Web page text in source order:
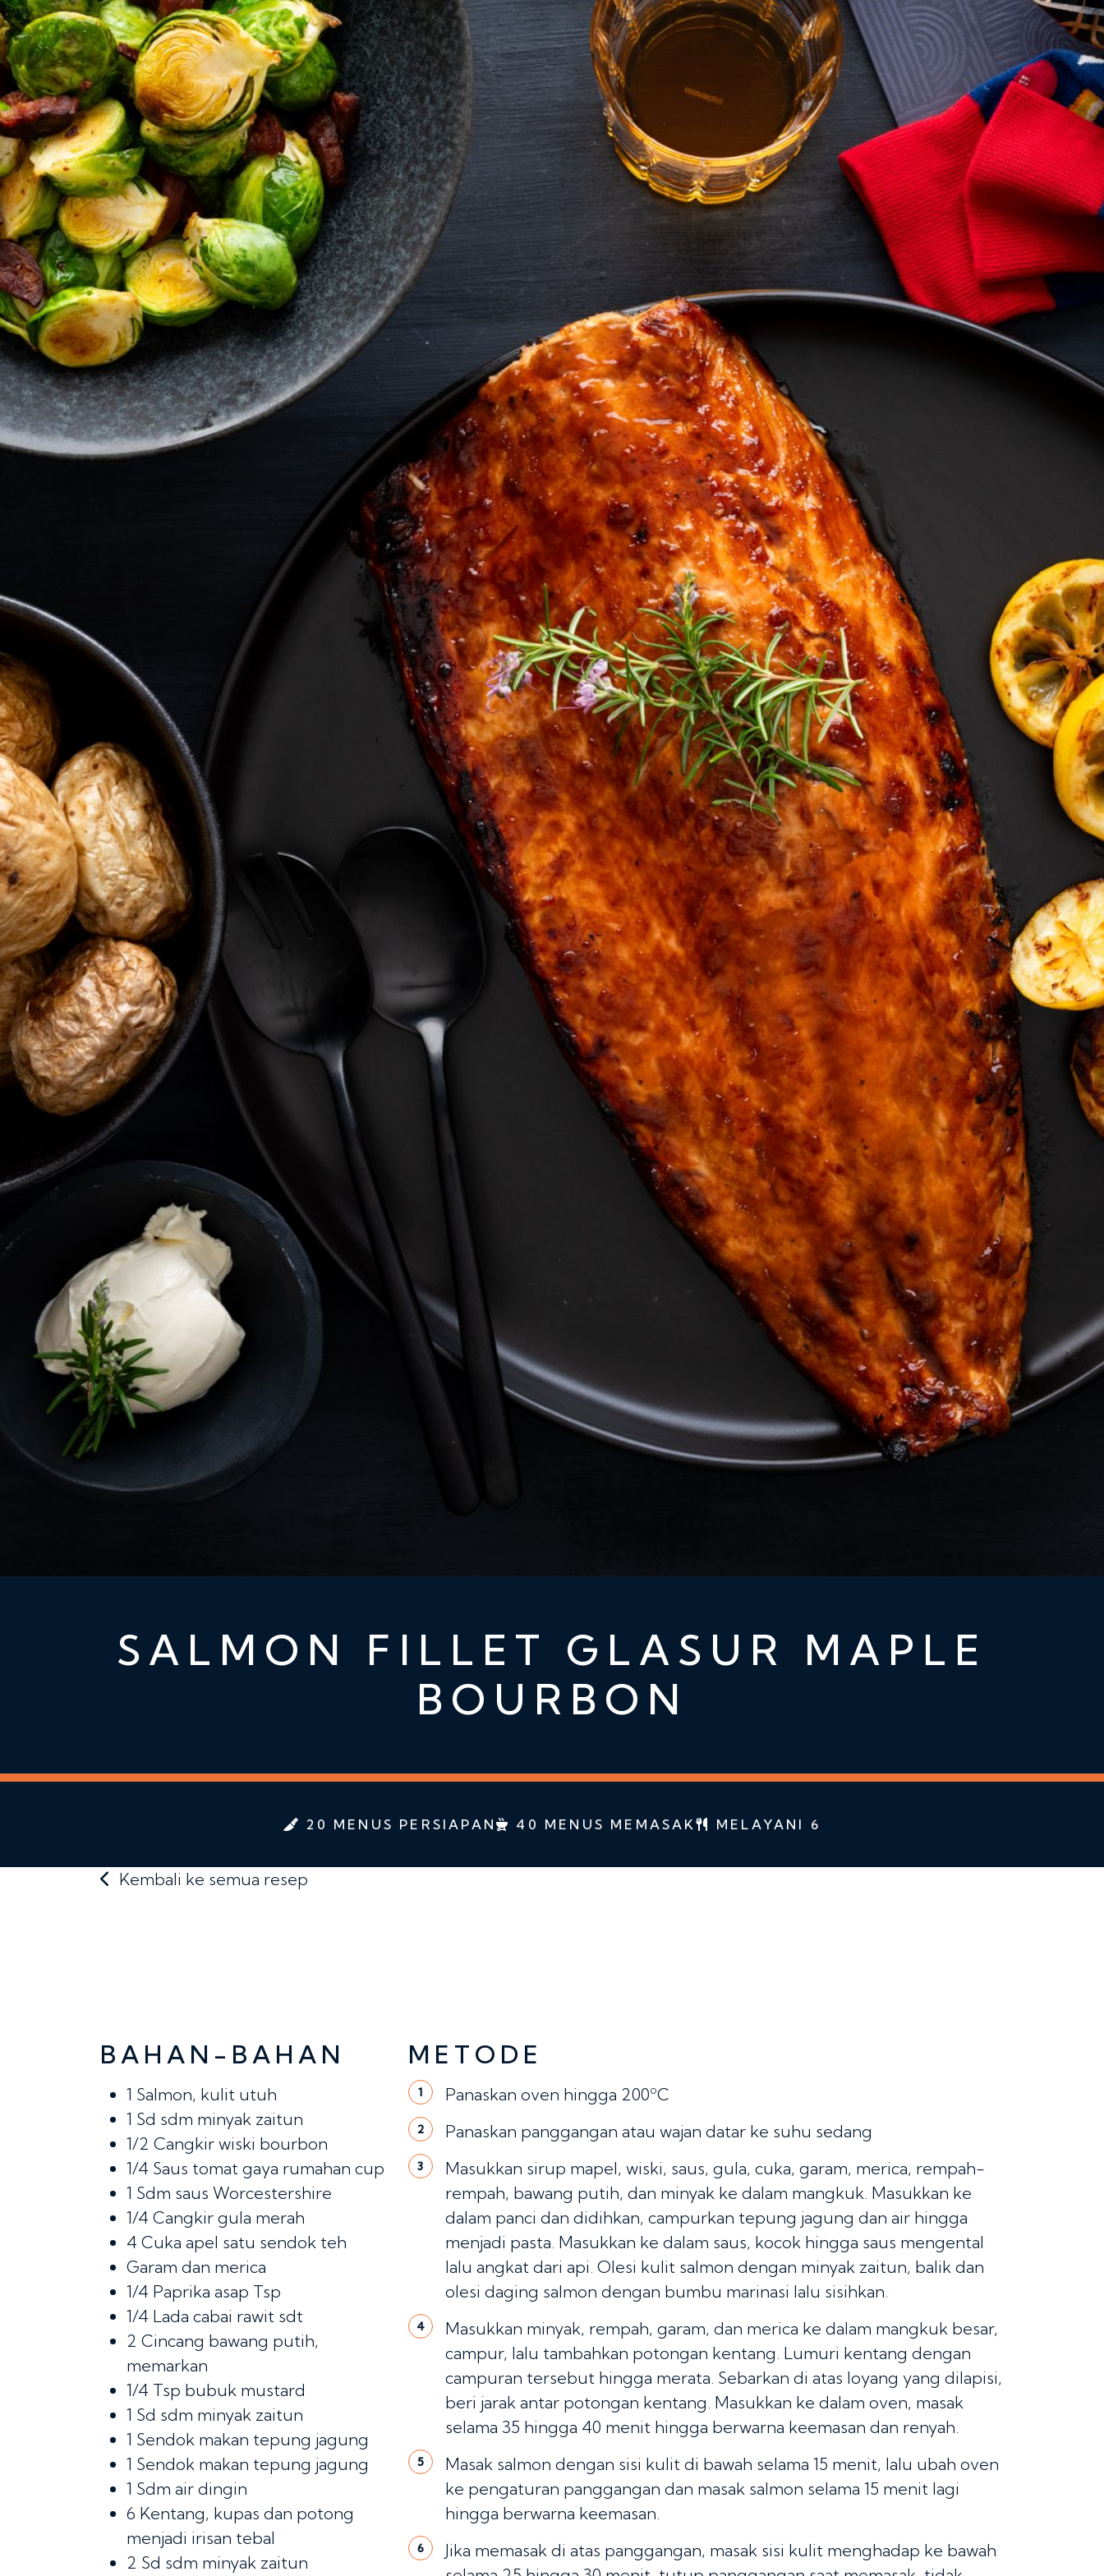
SALMON FILLET GLASUR MAPLE
BOURBON
20 MENUS PERSIAPAN 40 MENUS MEMASAK MELAYANI 6
Kembali ke semua resep
BAHAN-BAHAN
1 Salmon, kulit utuh
1 Sd sdm minyak zaitun
1/2 Cangkir wiski bourbon
1/4 Saus tomat gaya rumahan cup
1 Sdm saus Worcestershire
1/4 Cangkir gula merah
4 Cuka apel satu sendok teh
Garam dan merica
1/4 Paprika asap Tsp
1/4 Lada cabai rawit sdt
2 Cincang bawang putih,
memarkan
1/4 Tsp bubuk mustard
1 Sd sdm minyak zaitun
1 Sendok makan tepung jagung
1 Sendok makan tepung jagung
1 Sdm air dingin
6 Kentang, kupas dan potong
menjadi irisan tebal
2 Sd sdm minyak zaitun
METODE
1 Panaskan oven hingga 200ºC
2 Panaskan panggangan atau wajan datar ke suhu sedang
3
Masukkan sirup mapel, wiski, saus, gula, cuka, garam, merica, rempah-
rempah, bawang putih, dan minyak ke dalam mangkuk. Masukkan ke
dalam panci dan didihkan, campurkan tepung jagung dan air hingga
menjadi pasta. Masukkan ke dalam saus, kocok hingga saus mengental
lalu angkat dari api. Olesi kulit salmon dengan minyak zaitun, balik dan
olesi daging salmon dengan bumbu marinasi lalu sisihkan.
4
Masukkan minyak, rempah, garam, dan merica ke dalam mangkuk besar,
campur, lalu tambahkan potongan kentang. Lumuri kentang dengan
campuran tersebut hingga merata. Sebarkan di atas loyang yang dilapisi,
beri jarak antar potongan kentang. Masukkan ke dalam oven, masak
selama 35 hingga 40 menit hingga berwarna keemasan dan renyah.
5
Masak salmon dengan sisi kulit di bawah selama 15 menit, lalu ubah oven
ke pengaturan panggangan dan masak salmon selama 15 menit lagi
hingga berwarna keemasan.
6
Jika memasak di atas panggangan, masak sisi kulit menghadap ke bawah